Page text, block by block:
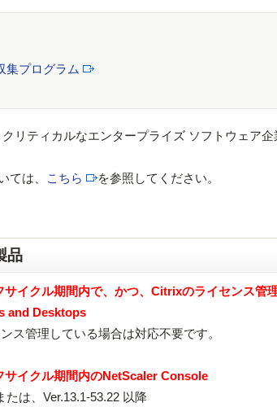
集プログラム
クリティカルなエンタープライズ ソフトウェア
ては、
こちら を参照してください。
品
サイクル期間内で、かつ、Citrixのライセンス管
and Desktops
ス管理している場合は対応不要です。
サイクル期間内のNetScaler Console
は、Ver.13.1-53.22 以降